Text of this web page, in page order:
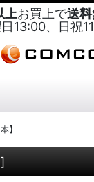
上お買上で送
13:00、日祝
】
]